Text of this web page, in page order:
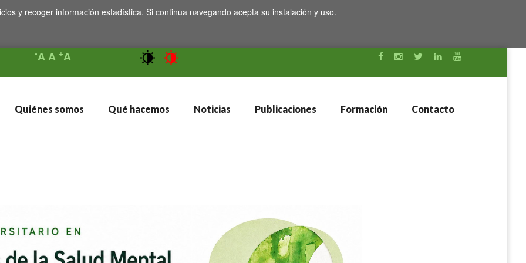
y recoger información estadística. Si continua navegando acepta su instalación y uso.
-AA +A
Quiénes somos Qué hacemos Noticias Publicaciones Formación Contacto